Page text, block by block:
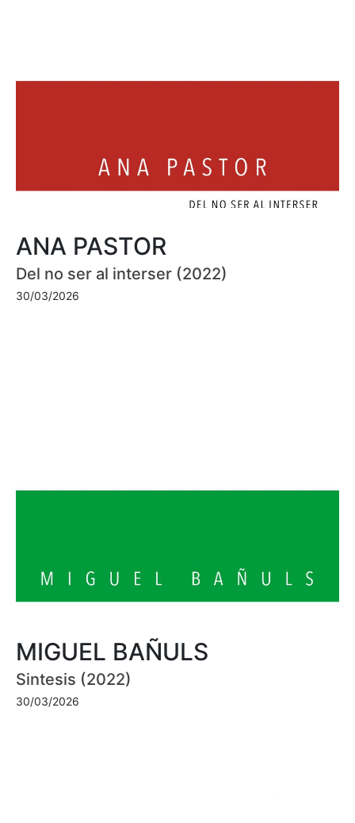
ANA PASTOR
Del no ser al interser (2022)
30/03/2026
MIGUEL BAÑULS
Sintesis (2022)
30/03/2026